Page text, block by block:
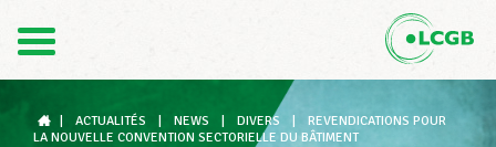
DE
ACTUALITÉS NEWS DIVERS
REVENDICATIONS POUR
LA NOUVELLE CONVENTION SECTORIELLE DU BÂTIMENT